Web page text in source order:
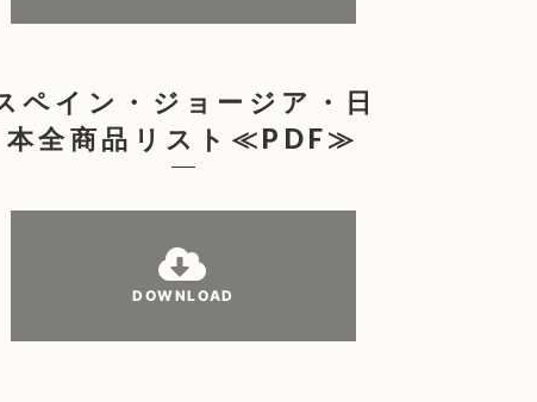
ペイン・ジョージア・日
本全商品リスト≪PDF≫
DOWNLOAD